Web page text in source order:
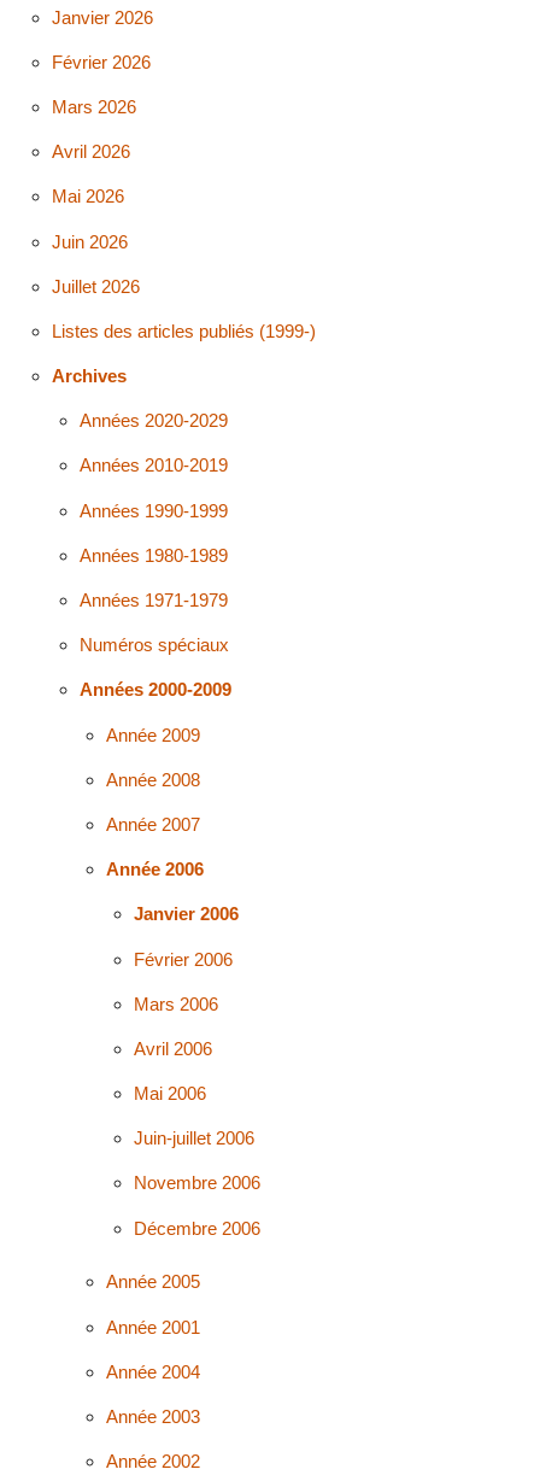
Janvier 2026
Février 2026
Mars 2026
Avril 2026
Mai 2026
Juin 2026
Juillet 2026
Listes des articles publiés (1999-)
Archives
Années 2020-2029
Années 2010-2019
Années 1990-1999
Années 1980-1989
Années 1971-1979
Numéros spéciaux
Années 2000-2009
Année 2009
Année 2008
Année 2007
Année 2006
Janvier 2006
Février 2006
Mars 2006
Avril 2006
Mai 2006
Juin-juillet 2006
Novembre 2006
Décembre 2006
Année 2005
Année 2001
Année 2004
Année 2003
Année 2002